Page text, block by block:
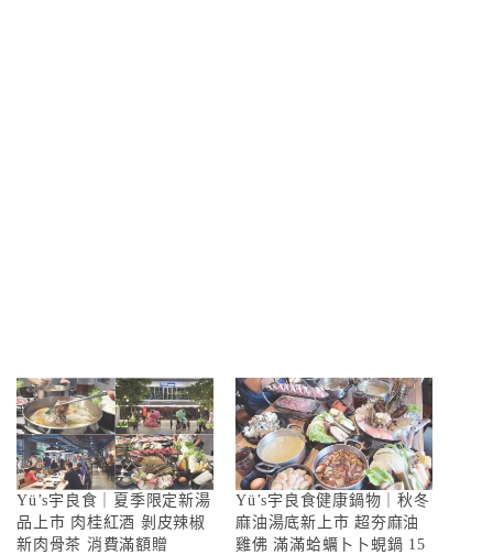
Yü’s宇良食｜夏季限定新湯
品上市 肉桂紅酒 剝皮辣椒
新肉骨茶 消費滿額贈
Yü’s宇良食健康鍋物｜秋冬
麻油湯底新上市 超夯麻油
雞佛 滿滿蛤蠣卜卜蜆鍋 15